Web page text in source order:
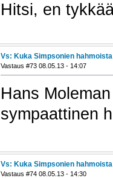
Hitsi, en
Vs: Kuka Simpsonien
Vastaus #73 08.05.13 - 14:07
Hans
sympaattinen
Vs: Kuka Simpsonien
Vastaus #74 08.05.13 - 14:30